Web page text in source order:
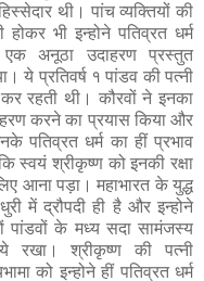
थी। पांच व्यक्तियों की
होकर भी इन्होने पतिव्रत धर्म
अनूठा उदाहरण प्रस्तुत
ये प्रतिवर्ष १ पांडव की पत्नी
रहती थी। कौरवों ने इनका
करने का प्रयास किया और
पतिव्रत धर्म का हीं प्रभाव
स्वयं श्रीकृष्ण को इनकी रक्षा
आना पड़ा। महाभारत के युद्ध
में द्रौपदी ही है और इन्होने
पांडवों के मध्य सदा सामंजस्य
रखा। श्रीकृष्ण की पत्नी
को इन्होने हीं पतिव्रत धर्म